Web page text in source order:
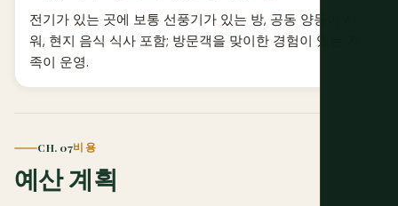
전기가 있는 곳에 보통 선풍기가 있는 방, 공동 양동이 샤
워, 현지 음식 식사 포함; 방문객을 맞이한 경험이 있는 가
족이 운영.
CH. 07비용
예산 계획